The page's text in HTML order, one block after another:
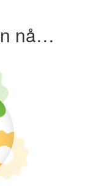
nå…